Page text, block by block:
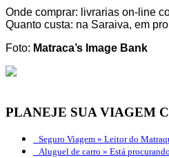
Onde comprar: livrarias on-line
Quanto custa: na Saraiva, em
Foto: Matraca’s Image Bank
PLANEJE SUA VIAGEM
Seguro Viagem » Leitor do
Aluguel de carro » Está